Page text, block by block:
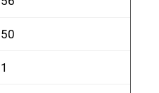
50
1